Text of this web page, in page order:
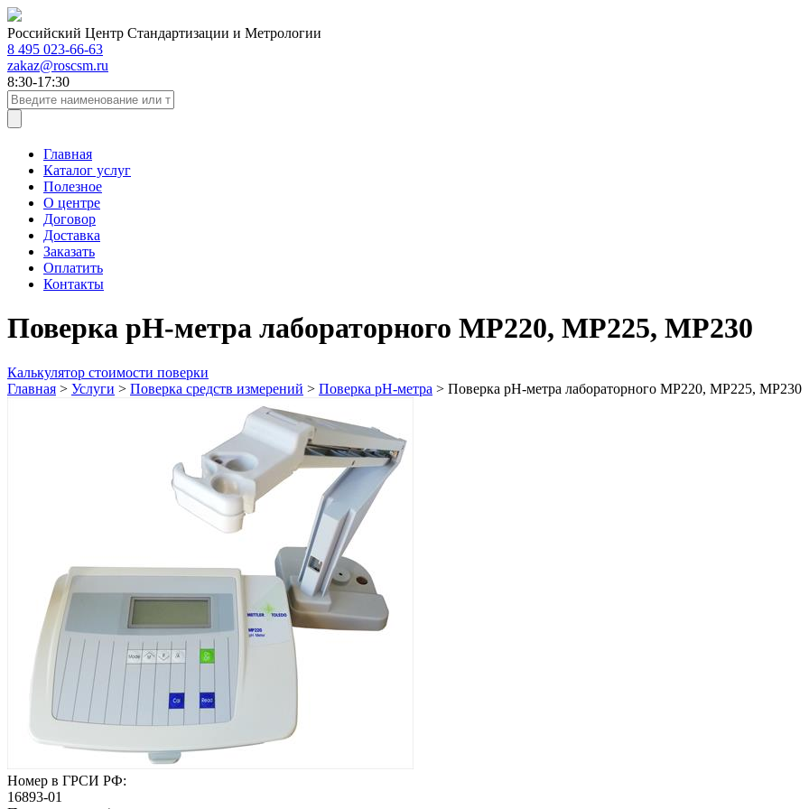
Российский Центр Стандартизации и Метрологии
8 495 023-66-63
zakaz@roscsm.ru
8:30-17:30
Главная
Каталог услуг
Полезное
О центре
Договор
Доставка
Заказать
Оплатить
Контакты
Поверка pH-метра лабораторного MP220, MP225, MP230
Калькулятор стоимости поверки
Главная > Услуги > Поверка средств измерений > Поверка pH-метра > Поверка pH-метра лабораторного MP220, MP225, MP230
Номер в ГРСИ РФ:
16893-01